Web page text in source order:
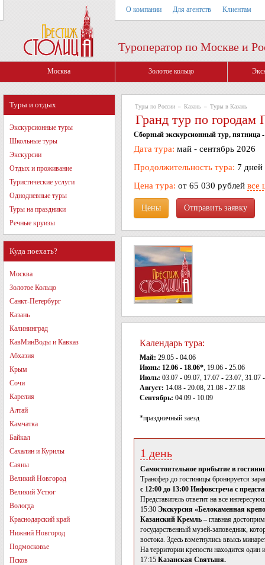
О компании Для агентств Клиентам
Туроператор по Москве и
Москва Золотое кольцо
Туры и отдых
Экскурсионные туры
Школьные туры
Экскурсии
Отдых и проживание
Туристические услуги
Однодневные туры
Туры на праздники
Речные круизы
Куда поехать?
Москва
Золотое Кольцо
Санкт-Петербург
Казань
Калининград
КавМинВоды и Кавказ
Абхазия
Крым
Сочи
Карелия
Алтай
Камчатка
Байкал
Сахалин и Курилы
Саяны
Великий Новгород
Великий Устюг
Вологда
Краснодарский край
Нижний Новгород
Подмосковье
Псков
Туры по России » Казань » Туры в Казань
Гранд тур по городам
Сборный экскурсионный тур, пятница -
Дата тура: май - сентябрь 2026
Продолжительность тура: 7 дней
Цена тура: от 65 030 рублей все
Цены
Календарь тура:
Май: 29.05 - 04.06
Июнь: 12.06 - 18.06*, 19.06 - 25.06
Июль: 03.07 - 09.07, 17.07 - 23.07, 31.07
Август: 14.08 - 20.08, 21.08 - 27.08
Сентябрь: 04.09 - 10.09
*праздничный заезд
1 день
Самостоятельное прибытие в
Трансфер до гостиницы бронируется
с 12:00 до 13:00 Инфовстреча с
Представитель ответит на все
15:30 Экскурсия «Белокаменная
Казанский Кремль – главная
государственный музей-заповедник,
востока. Здесь взметнулись ввысь
На территории крепости находится
17:15 Казанская Святыня.